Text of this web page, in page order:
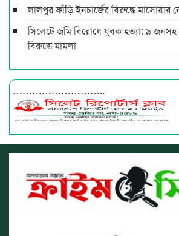
লালপুর ফাঁড়ি ইনচার্জের বিরুদ্ধে মাসোয়ার
সিলেটে জমি বিরোধে যুবক হত্যা: ৯
বিরুদ্ধে মামলা
………………………..